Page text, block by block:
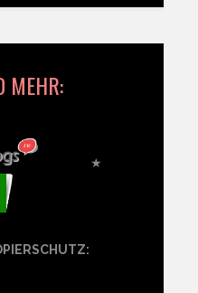
MEHR:
★